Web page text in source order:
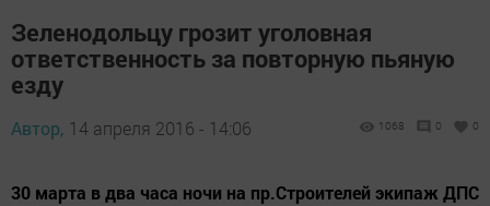
Зеленодольцу грозит уголовная
ответственность за повторную пьяную
езду
Автор, 14 апреля 2016 - 14:06 1068 0 0
30 марта в два часа ночи на пр.Строителей экипаж ДПС